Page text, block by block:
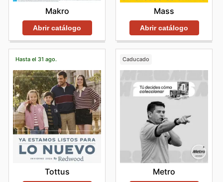
Makro
Abrir catálogo
Mass
Abrir catálogo
Hasta el 31 ago.
Tottus
Caducado
Metro